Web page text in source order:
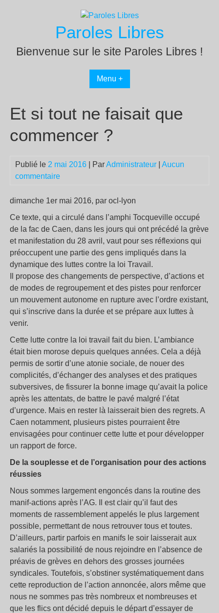
Paroles Libres
Bienvenue sur le site Paroles Libres !
Menu +
Et si tout ne faisait que
commencer ?
Publié le 2 mai 2016 | ParAdministrateur
Aucun
commentaire
dimanche 1er mai 2016, par ocl-lyon
Ce texte, qui a circulé dans l’amphi Tocqueville occupé
de la fac de Caen, dans les jours qui ont précédé la grève
et manifestation du 28 avril, vaut pour ses réflexions qui
préoccupent une partie des gens impliqués dans la
dynamique des luttes contre la loi Travail.
Il propose des changements de perspective, d’actions et
de modes de regroupement et des pistes pour renforcer
un mouvement autonome en rupture avec l’ordre existant,
qui s’inscrive dans la durée et se prépare aux luttes à
venir.
Cette lutte contre la loi travail fait du bien. L’ambiance
était bien morose depuis quelques années. Cela a déjà
permis de sortir d’une atonie sociale, de nouer des
complicités, d’échanger des analyses et des pratiques
subversives, de fissurer la bonne image qu’avait la police
après les attentats, de battre le pavé malgré l’état
d’urgence. Mais en rester là laisserait bien des regrets. A
Caen notamment, plusieurs pistes pourraient être
envisagées pour continuer cette lutte et pour développer
un rapport de force.
De la souplesse et de l’organisation pour des actions
réussies
Nous sommes largement engoncés dans la routine des
manif-actions après l’AG. Il est clair qu’il faut des
moments de rassemblement appelés le plus largement
possible, permettant de nous retrouver tous et toutes.
D’ailleurs, partir parfois en manifs le soir laisserait aux
salariés la possibilité de nous rejoindre en l’absence de
préavis de grèves en dehors des grosses journées
syndicales. Toutefois, s’obstiner systématiquement dans
cette reproduction de l’action annoncée, alors même que
nous ne sommes pas très nombreux et nombreuses et
que les flics ont décidé depuis le départ d’essayer de